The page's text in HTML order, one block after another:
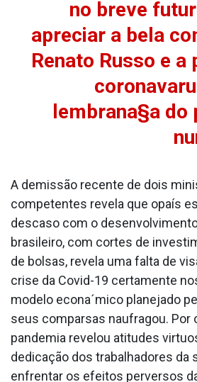
no breve
apreciar a bela
Renato Russo e a
lembrana§a do
A demissão recente de dois
competentes revela que opaís
descaso com o
brasileiro, com cortes de
de bolsas, revela uma falta de
crise da Covid-19 certamente
modelo econa´mico planejado
seus comparsas naufragou. Por
pandemia revelou atitudes
dedicação dos trabalhadores da
enfrentar os efeitos perversos